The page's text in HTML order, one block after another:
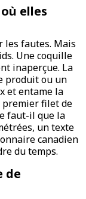
elles
fautes. Mais
Une coquille
inaperçue. La
produit ou un
et entame la
premier filet de
faut-il que la
un texte
canadien
du temps.
de